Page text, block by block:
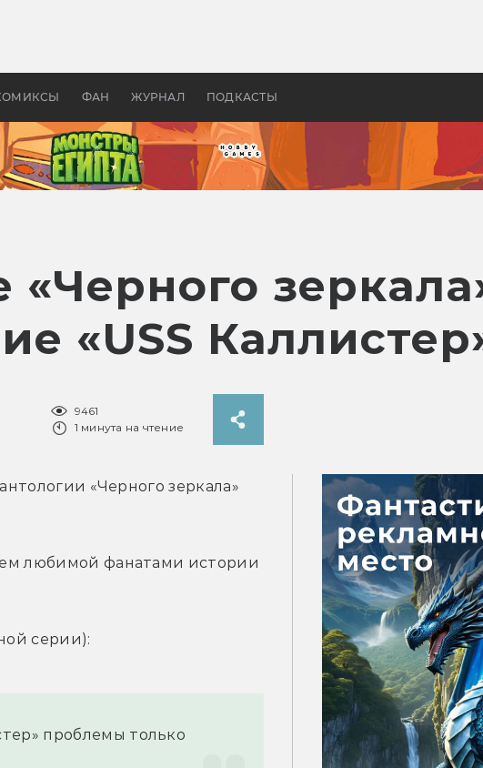
ФАН ЖУРНАЛ ПОДКАСТЫ
Древней Грецией
ложки нет
«USS
9461
1 минута на чтение
«Черного зеркала»
любимой фанатами истории
серии):
проблемы только